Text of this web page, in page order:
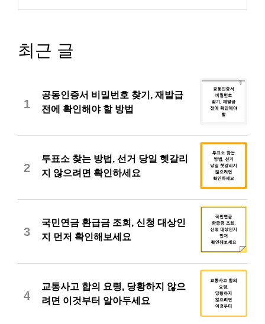
최근 글
1
공동인증서 비밀번호 찾기, 재발급
전에 확인해야 할 방법
2
투표소 찾는 방법, 선거 당일 헷갈리
지 않으려면 확인하세요
3
국민연금 환급금 조회, 신청 대상인
지 먼저 확인해보세요
4
교통사고 합의 요령, 당황하지 않으
려면 이것부터 알아두세요